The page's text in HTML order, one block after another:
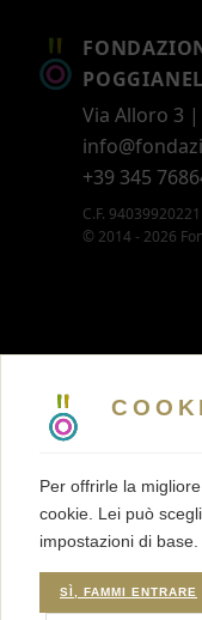
Per offrirle la
cookie. Lei può
impostazioni di base.
SÌ, FAMMI ENTRARE
Via Alloro 3 |
+39 345
C.F.
© 2014 - 2026
5 X MILLE
MEMBERSHIP
TRASPARENZA
TERMINI E
PRIVACY
COOKIES